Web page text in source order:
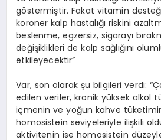
göstermiştir. Fakat vitamin
koroner kalp hastalığı riskini
beslenme, egzersiz, sigarayı
değişiklikleri de kalp sağlığını
etkileyecektir”
Var, son olarak şu bilgileri verdi:
edilen veriler, kronik yüksek alkol
içmenin ve yoğun kahve
homosistein seviyeleriyle ilişkili
aktivitenin ise homosistein